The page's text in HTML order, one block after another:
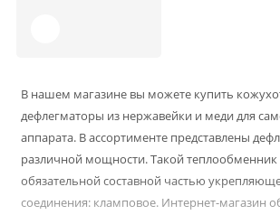
В нашем магазине вы можете купить
дефлегматоры из нержавейки и меди для
аппарата. В ассортименте представлены
различной мощности. Такой теплообменник
обязательной составной частью
соединения: кламповое. Интернет-магазин